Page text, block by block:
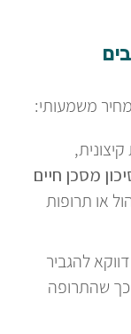
משמעותי:
מסכן חיים
או תרופות
להגביר
שהתרופה